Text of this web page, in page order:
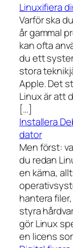
Linuxifiera
Varför ska
år gammal
kan ofta
du ett
stora
Apple. Det
Linux är att
[…]
Installera
dator
Men först:
du redan
en kärna,
hantera
styra
gör Linux
en licens